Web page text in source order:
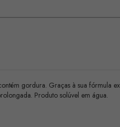
gordura. Graças à sua fórmula
Produto solúvel em água.